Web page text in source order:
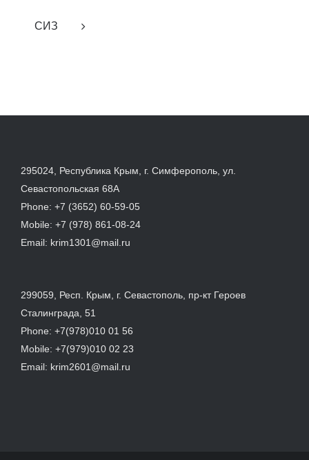
СИЗ
295024, Республика Крым, г. Симферополь, ул.
Севастопольская 68А
Phone: +7 (3652) 60-59-05
Mobile: +7 (978) 861-08-24
Email: krim1301@mail.ru
299059, Респ. Крым, г. Севастополь, пр-кт Героев
Сталинграда, 51
Phone: +7(978)010 01 56
Mobile: +7(979)010 02 23
Email: krim2601@mail.ru